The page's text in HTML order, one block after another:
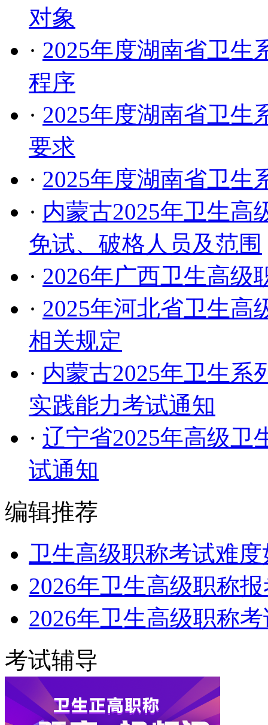
对象
· 2025年度湖南省卫生
程序
· 2025年度湖南省卫生
要求
· 2025年度湖南省卫生
· 内蒙古2025年卫生高
免试、破格人员及范围
· 2026年广西卫生高级
· 2025年河北省卫生高
相关规定
· 内蒙古2025年卫生系
实践能力考试通知
· 辽宁省2025年高级卫
试通知
编辑推荐
卫生高级职称考试难
2026年卫生高级职称
2026年卫生高级职称
考试辅导